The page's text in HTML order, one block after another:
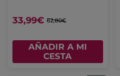
33,99€ 62,80€
AÑADIR A MI
CESTA